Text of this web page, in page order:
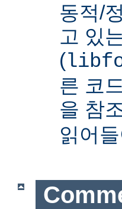
동적/
고 있
(
른 코
을 참
읽어